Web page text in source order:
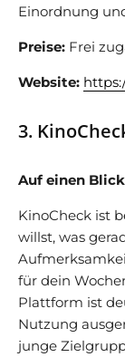
Einordnung
Preise: Frei
Website:
3.
Auf einen Blick
KinoCheck ist
willst, was
für dein
Plattform ist
Nutzung
junge